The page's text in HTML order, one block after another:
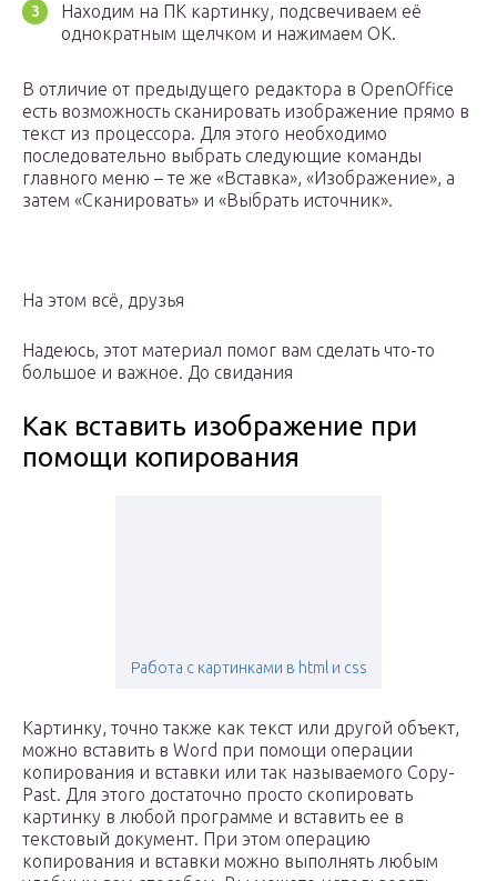
Находим на ПК картинку, подсвечиваем её
однократным щелчком и нажимаем OK.
В отличие от предыдущего редактора в OpenOffice
есть возможность сканировать изображение прямо в
текст из процессора. Для этого необходимо
последовательно выбрать следующие команды
главного меню – те же «Вставка», «Изображение», а
затем «Сканировать» и «Выбрать источник».
На этом всё, друзья
Надеюсь, этот материал помог вам сделать что-то
большое и важное. До свидания
Как вставить изображение при
помощи копирования
Работа с картинками в html и css
Картинку, точно также как текст или другой объект,
можно вставить в Word при помощи операции
копирования и вставки или так называемого Copy-
Past. Для этого достаточно просто скопировать
картинку в любой программе и вставить ее в
текстовый документ. При этом операцию
копирования и вставки можно выполнять любым